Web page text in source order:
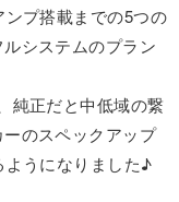
プ搭載までの5つの
システムのプラン
純正だと中低域の繋
のスペックアップ
ようになりました♪